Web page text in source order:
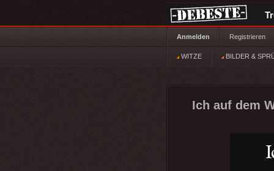
Anmelden Registrieren
WITZE BILDER &
Ich auf dem